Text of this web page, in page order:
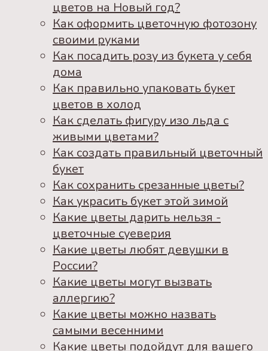
цветов на Новый год?
Как оформить цветочную фотозону
своими руками
Как посадить розу из букета у себя
дома
Как правильно упаковать букет
цветов в холод
Как сделать фигуру изо льда с
живыми цветами?
Как создать правильный цветочный
букет
Как сохранить срезанные цветы?
Как украсить букет этой зимой
Какие цветы дарить нельзя -
цветочные суеверия
Какие цветы любят девушки в
России?
Какие цветы могут вызвать
аллергию?
Какие цветы можно назвать
самыми весенними
Какие цветы подойдут для вашего